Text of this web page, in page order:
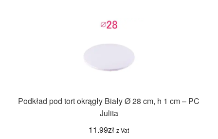
Podkład pod tort okrągły Biały Ø 28 cm, h 1 cm – PC
Julita
11.99zł z Vat